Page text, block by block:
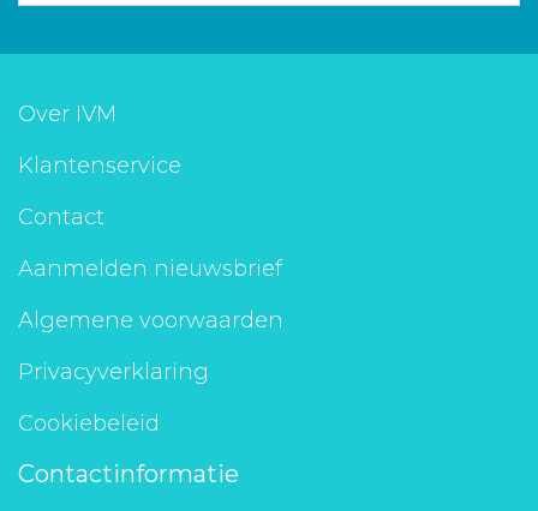
Over IVM
Klantenservice
Contact
Aanmelden nieuwsbrief
Algemene voorwaarden
Privacyverklaring
Cookiebeleid
Contactinformatie